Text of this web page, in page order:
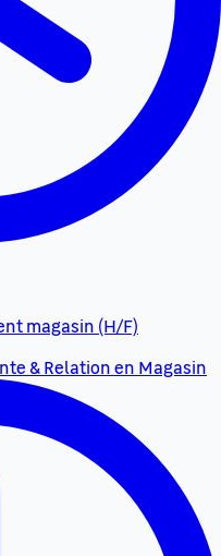
magasin (H/F)
& Relation en Magasin